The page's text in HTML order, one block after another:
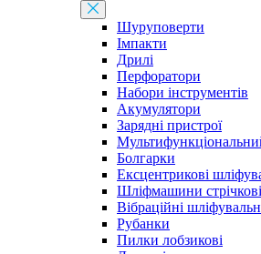
Шуруповерти
Імпакти
Дрилі
Перфоратори
Набори інструментів
Акумулятори
Зарядні пристрої
Болгарки
Ексцентрикові
Шліфмашини стрічкові
Вібраційні
Рубанки
Пилки лобзикові